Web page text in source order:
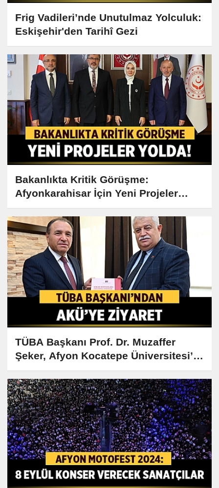
Frig Vadileri’nde Unutulmaz Yolculuk:
Eskişehir'den Tarihî Gezi
Bakanlıkta Kritik Görüşme:
Afyonkarahisar İçin Yeni Projeler
Yolda!
TÜBA Başkanı Prof. Dr. Muzaffer
Şeker, Afyon Kocatepe Üniversitesi’ni
Ziyaret Etti